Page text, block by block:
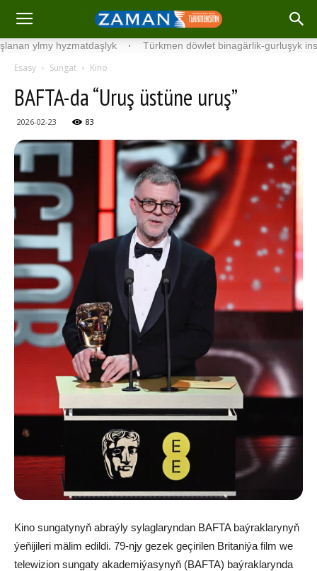
· Türkmen döwlet binagärlik-gurluşyk institutynyň
Esasy Sungat Kino
BAFTA-da “Uruş üstüne uruş”
2026-02-23 83
Kino sungatynyň abraýly sylaglaryndan BAFTA baýraklarynyň
ýeňijileri mälim edildi. 79-njy gezek geçirilen Britaniýa film we
telewizion sungaty akademiýasynyň (BAFTA) baýraklarynda